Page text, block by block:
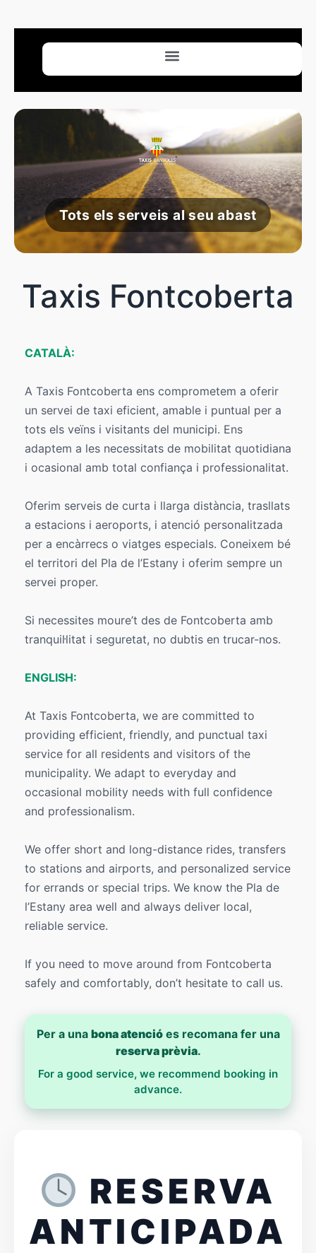
Tots els serveis al seu abast
Taxis Fontcoberta
CATALÀ:
A Taxis Fontcoberta ens comprometem a oferir
un servei de taxi eficient, amable i puntual per a
tots els veïns i visitants del municipi. Ens
adaptem a les necessitats de mobilitat quotidiana
i ocasional amb total confiança i professionalitat.
Oferim serveis de curta i llarga distància, trasllats
a estacions i aeroports, i atenció personalitzada
per a encàrrecs o viatges especials. Coneixem bé
el territori del Pla de l’Estany i oferim sempre un
servei proper.
Si necessites moure’t des de Fontcoberta amb
tranquil·litat i seguretat, no dubtis en trucar-nos.
ENGLISH:
At Taxis Fontcoberta, we are committed to
providing efficient, friendly, and punctual taxi
service for all residents and visitors of the
municipality. We adapt to everyday and
occasional mobility needs with full confidence
and professionalism.
We offer short and long-distance rides, transfers
to stations and airports, and personalized service
for errands or special trips. We know the Pla de
l’Estany area well and always deliver local,
reliable service.
If you need to move around from Fontcoberta
safely and comfortably, don’t hesitate to call us.
Per a una bona atencióes recomana fer una
reserva prèvia.
For a good service, we recommend booking in
advance.
RESERVA
ANTICIPADA